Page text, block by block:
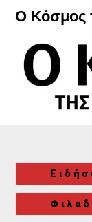
Μετάβαση
περιεχόμενο
Ο Κόσμος